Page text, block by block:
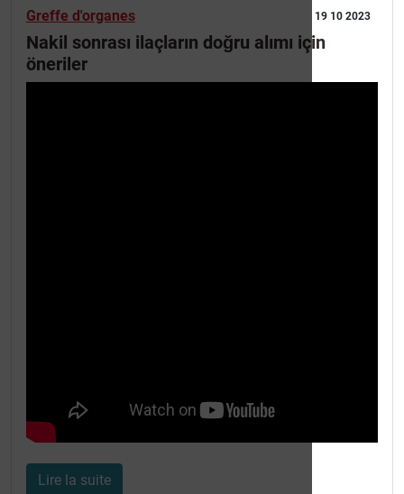
19 10 2023
Greffe d'organes
Nakil sonrası ilaçların doğru alımı için
öneriler
Lire la suite